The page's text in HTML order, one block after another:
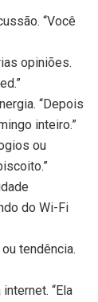
“Você
opiniões.
“Depois
inteiro.”
ou
do Wi-Fi
tendência.
“Ela